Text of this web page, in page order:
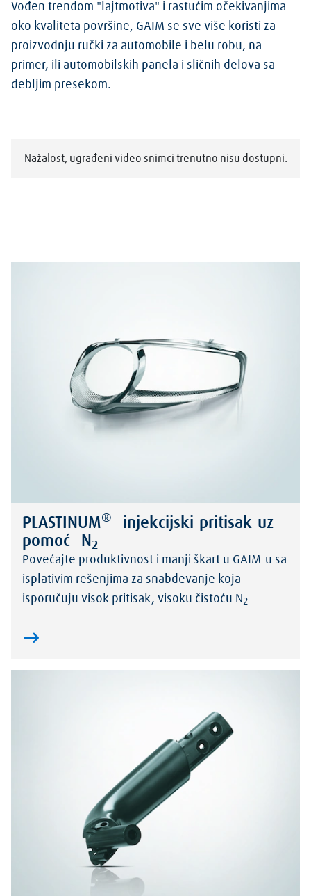
Vođen trendom "lajtmotiva" i rastućim očekivanjima
oko kvaliteta površine, GAIM se sve više koristi za
proizvodnju ručki za automobile i belu robu, na
primer, ili automobilskih panela i sličnih delova sa
debljim presekom.
Nažalost, ugrađeni video snimci trenutno nisu dostupni.
PLASTINUM®
injekcijski pritisak uz
pomoć N 2
Povećajte produktivnost i manji škart u GAIM-u sa
isplativim rešenjima za snabdevanje koja
isporučuju visok pritisak, visoku čistoću N 2